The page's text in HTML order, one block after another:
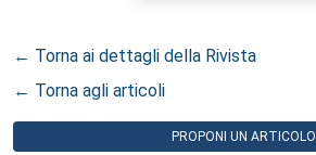
← Torna ai dettagli della Rivista
← Torna agli articoli
PROPONI UN ARTICOLO